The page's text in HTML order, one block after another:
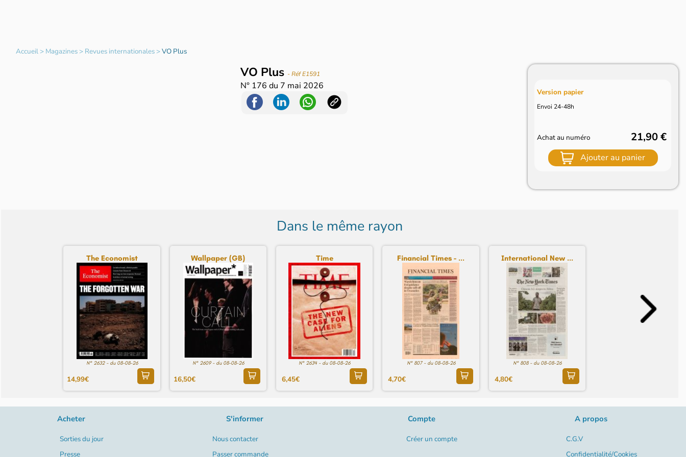
Accueil> Magazines> Revues internationales>VO Plus
VO Plus - Réf E1591
N° 176 du 7 mai 2026
Version papier
Envoi 24-48h
Achat au numéro 21,90 €
Ajouter au panier
Dans le même rayon
The Economist
N° 2632 - du 08-08-26
14,99€
Wallpaper (GB)
N° 2609 - du 08-08-26
16,50€
Time
N° 2634 - du 08-08-26
6,45€
Financial Times - ...
N° 807 - du 08-08-26
4,70€
International New ...
N° 808 - du 08-08-26
4,80€
Acheter
Sorties du jour
Presse
S'informer
Nous contacter
Passer commande
Compte
Créer un compte
A propos
C.G.V
Confidentialité/Cookies